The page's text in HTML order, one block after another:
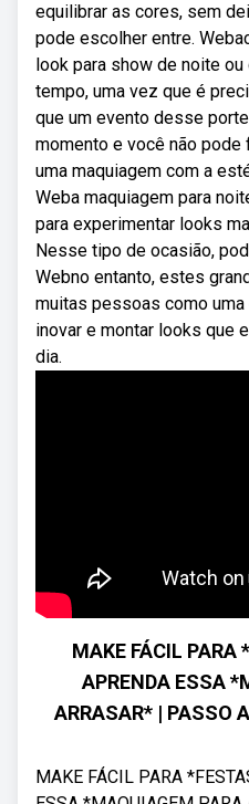
equilibrar as cores, sem
pode escolher entre.
look para show de noite
tempo, uma vez que é
que um evento desse
momento e você não
uma maquiagem com a
Weba maquiagem para
para experimentar looks
Nesse tipo de ocasião,
Webno entanto, estes
muitas pessoas como
inovar e montar looks que
dia.
MAKE FÁCIL PARA
APRENDA ESSA
ARRASAR* | PASSO
MAKE FÁCIL PARA